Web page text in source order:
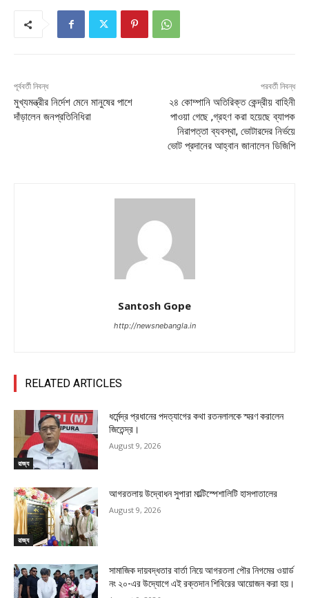
পূর্ববর্তী নিবন্ধ
মুখ্যমন্ত্রীর নির্দেশ মেনে মানুষের পাশে
দাঁড়ালেন জনপ্রতিনিধিরা
পরবর্তী নিবন্ধ
২৪ কোম্পানি অতিরিক্ত কেন্দ্রীয় বাহিনী
পাওয়া গেছে ,গ্রহণ করা হয়েছে ব্যাপক
নিরাপত্তা ব্যবস্থা, ভোটারদের নির্ভয়ে
ভোট প্রদানের আহ্বান জানালেন ডিজিপি
Santosh Gope
http://newsnebangla.in
RELATED ARTICLES
রাজ্য
ধর্মেন্দ্র প্রধানের পদত্যাগের কথা রতনলালকে স্মরণ করালেন
জিতেন্দ্র।
August 9, 2026
রাজ্য
আগরতলায় উদ্বোধন সুপারা মাল্টিস্পেশালিটি হাসপাতালের
August 9, 2026
সামাজিক দায়বদ্ধতার বার্তা নিয়ে আগরতলা পৌর নিগমের ওয়ার্ড
নং ২০-এর উদ্যোগে এই রক্তদান শিবিরের আয়োজন করা হয়।